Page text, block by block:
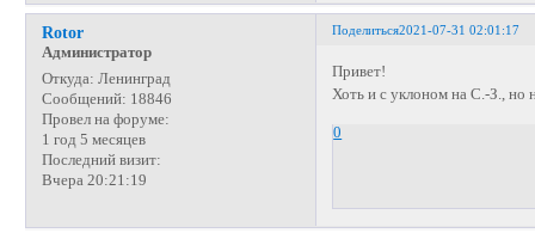
Поделиться2021-07-31 02:01:17
Rotor
Администратор
Откуда: Ленинград
Сообщений: 18846
Провел на форуме:
1 год 5 месяцев
Последний визит:
Вчера 20:21:19
Привет!
Хоть и с уклоном на С.-З., но
0